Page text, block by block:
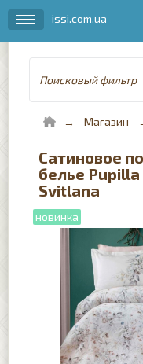
issi.com.ua
Поисковый фильтр
Магазин
Сатиновое
белье
Svitlana